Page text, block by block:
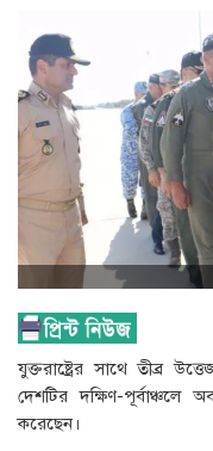
যুক্তরাষ্ট্রের সাথে তীব্র
দেশটির দক্ষিণ-পূর্বাঞ্চলে
করেছেন।